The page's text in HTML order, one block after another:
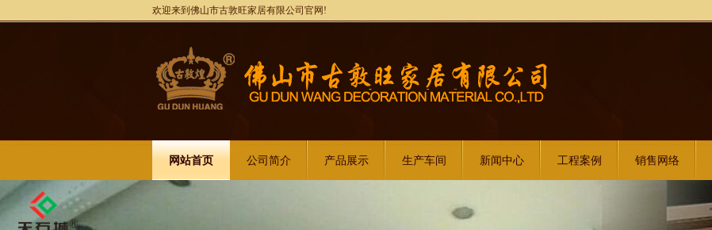
欢迎来到佛山市古敦旺家居有限公司官网!
网站首页 公司简介 产品展示 生产车间 新闻中心 工程案例 销售网络